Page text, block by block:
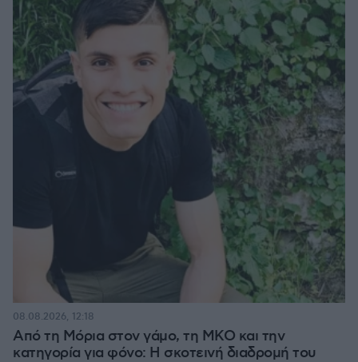
Από τη Μόρια στον γάμο, τη ΜΚΟ και την
κατηγορία για φόνο: Η σκοτεινή διαδρομή του
08.08.2026, 12:18